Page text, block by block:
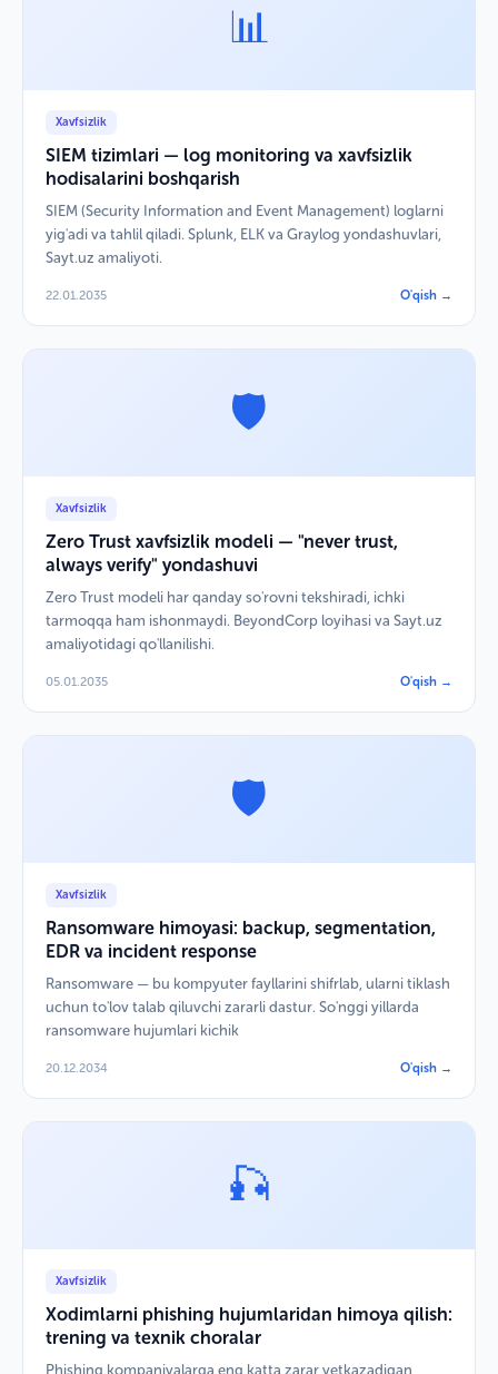
📊
Xavfsizlik
SIEM tizimlari — log monitoring va xavfsizlik
hodisalarini boshqarish
SIEM (Security Information and Event Management) loglarni
yig'adi va tahlil qiladi. Splunk, ELK va Graylog yondashuvlari,
Sayt.uz amaliyoti.
22.01.2035 O'qish →
🛡️
Xavfsizlik
Zero Trust xavfsizlik modeli — "never trust,
always verify" yondashuvi
Zero Trust modeli har qanday so'rovni tekshiradi, ichki
tarmoqqa ham ishonmaydi. BeyondCorp loyihasi va Sayt.uz
amaliyotidagi qo'llanilishi.
05.01.2035 O'qish →
🛡️
Xavfsizlik
Ransomware himoyasi: backup, segmentation,
EDR va incident response
Ransomware — bu kompyuter fayllarini shifrlab, ularni tiklash
uchun to'lov talab qiluvchi zararli dastur. So'nggi yillarda
ransomware hujumlari kichik
20.12.2034 O'qish →
🎣
Xavfsizlik
Xodimlarni phishing hujumlaridan himoya qilish:
trening va texnik choralar
Phishing kompaniyalarga eng katta zarar yetkazadigan